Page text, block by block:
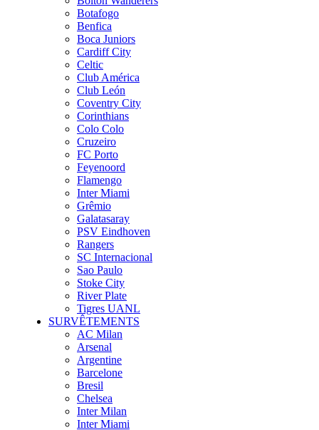
Botafogo
Benfica
Boca Juniors
Cardiff City
Celtic
Club América
Club León
Coventry City
Corinthians
Colo Colo
Cruzeiro
FC Porto
Feyenoord
Flamengo
Inter Miami
Grêmio
Galatasaray
PSV Eindhoven
Rangers
SC Internacional
Sao Paulo
Stoke City
River Plate
Tigres UANL
SURVÊTEMENTS
AC Milan
Arsenal
Argentine
Barcelone
Bresil
Chelsea
Inter Milan
Inter Miami